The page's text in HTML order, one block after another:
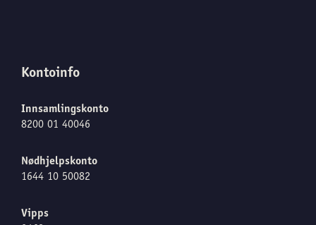
Kontoinfo
Innsamlingskonto
8200 01 40046
Nødhjelpskonto
1644 10 50082
Vipps